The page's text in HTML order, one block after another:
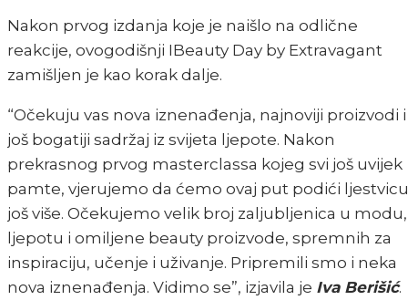
Nakon prvog izdanja koje je naišlo na odlične
reakcije, ovogodišnji IBeauty Day by Extravagant
zamišljen je kao korak dalje.
“Očekuju vas nova iznenađenja, najnoviji proizvodi i
još bogatiji sadržaj iz svijeta ljepote. Nakon
prekrasnog prvog masterclassa kojeg svi još uvijek
pamte, vjerujemo da ćemo ovaj put podići ljestvicu
još više. Očekujemo velik broj zaljubljenica u modu,
ljepotu i omiljene beauty proizvode, spremnih za
inspiraciju, učenje i uživanje. Pripremili smo i neka
nova iznenađenja. Vidimo se”, izjavila je Iva Berišić.